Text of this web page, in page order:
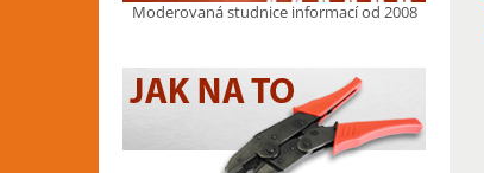
Moderovaná studnice informací od 2008